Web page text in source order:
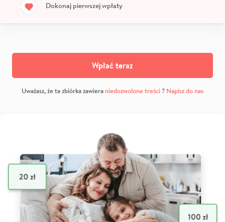
Dokonaj pierwszej wpłaty
Wpłać teraz
Uważasz, że ta zbiórka zawiera niedozwolone treści? Napisz do nas